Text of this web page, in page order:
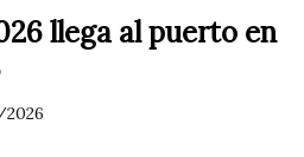
llega al puerto en